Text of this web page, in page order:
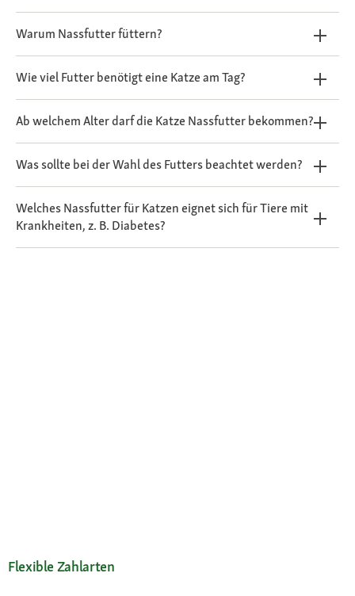
Warum Nassfutter füttern?
Wie viel Futter benötigt eine Katze am Tag?
Ab welchem Alter darf die Katze Nassfutter bekommen?
Was sollte bei der Wahl des Futters beachtet werden?
Welches Nassfutter für Katzen eignet sich für Tiere mit
Krankheiten, z. B. Diabetes?
Flexible Zahlarten